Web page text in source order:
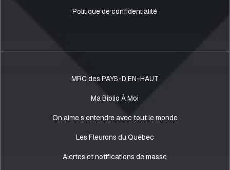
Politique de confidentialité
MRC des PAYS-D’EN-HAUT
Ma Biblio À Moi
On aime s’entendre avec tout le monde
Les Fleurons du Québec
Alertes et notifications de masse